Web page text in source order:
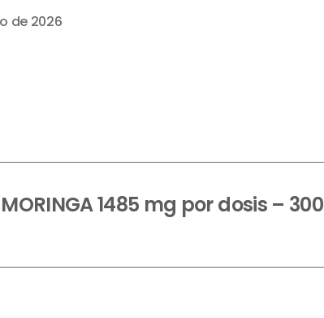
de 2026
MORINGA 1485 mg por dosis –